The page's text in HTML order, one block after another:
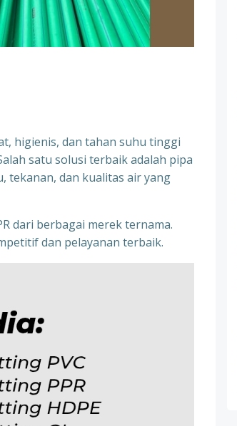
higienis, dan tahan suhu tinggi
satu solusi terbaik adalah pipa
tekanan, dan kualitas air yang
dari berbagai merek ternama.
dan pelayanan terbaik.